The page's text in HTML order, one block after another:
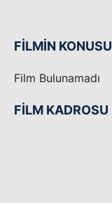
FİLMİN KONUSU
Film Bulunamadı
FİLM KADROSU